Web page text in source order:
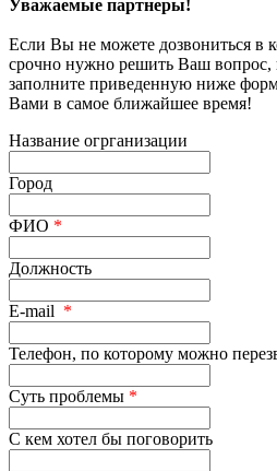
Уважаемые партнеры!
Если Вы не можете дозвониться в
срочно нужно решить Ваш вопрос,
заполните приведенную ниже
Вами в самое ближайшее время!
Название огрганизации
Город
ФИО *
Должность
E-mail *
Телефон, по которому можно
Суть проблемы *
С кем хотел бы поговорить